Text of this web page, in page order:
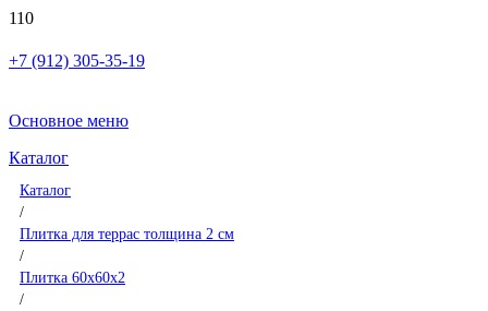
+7 (912) 305-35-19
Основное меню
Каталог
Каталог
/
Плитка для террас толщина 2 см
/
Плитка 60x60x2
/